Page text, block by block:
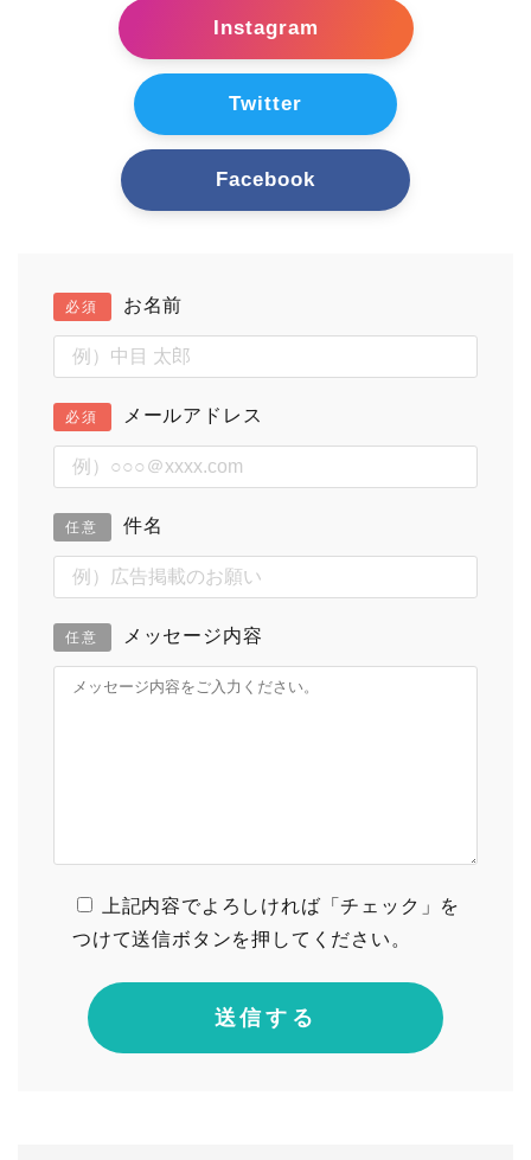
Instagram
Twitter
Facebook
必須 お名前
必須 メールアドレス
任意 件名
任意 メッセージ内容
上記内容でよろしければ「チェック」を
つけて送信ボタンを押してください。